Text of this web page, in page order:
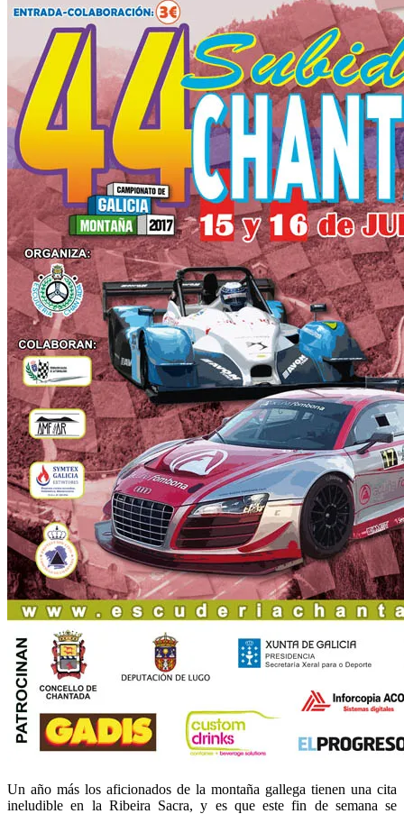
Un año más los aficionados de la montaña gallega tienen una cita
ineludible en la Ribeira Sacra, y es que este fin de semana se